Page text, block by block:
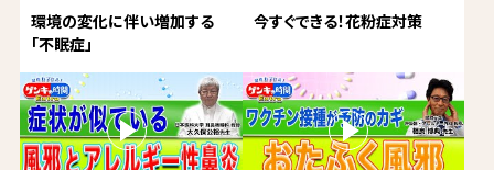
環境の変化に伴い増加する
「不眠症」
今すぐできる！花粉症対策